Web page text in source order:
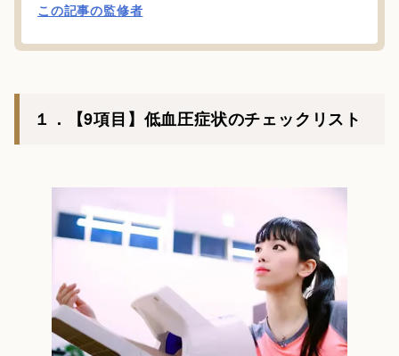
この記事の監修者
１．【9項目】低血圧症状のチェックリスト